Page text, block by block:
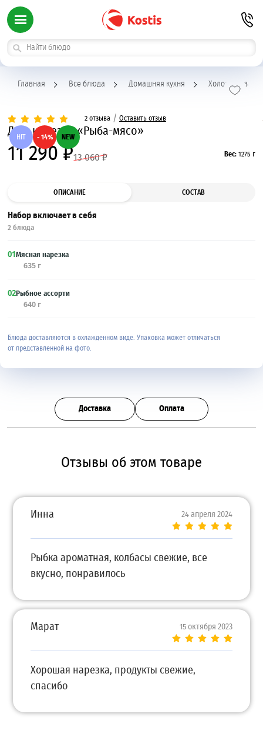
Главная Все блюда Домашняя кухня Холодные
2 отзыва / Оставить отзыв
HIT - 14% NEW
Дуэт нарезок «Рыба-мясо»
11 290 ₽13 060 ₽ Вес: 1275 г
ОПИСАНИЕ СОСТАВ
Набор включает в себя
2 блюда
01Мясная нарезка
635 г
02Рыбное ассорти
640 г
Блюда доставляются в охлажденном виде. Упаковка может отличаться
от представленной на фото.
Доставка Оплата
Отзывы об этом товаре
Инна 24 апреля 2024
Рыбка ароматная, колбасы свежие, все
вкусно, понравилось
Марат 15 октября 2023
Хорошая нарезка, продукты свежие,
спасибо